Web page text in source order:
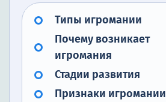
Типы игромании
Почему возникает
игромания
Стадии развития
Признаки игромании